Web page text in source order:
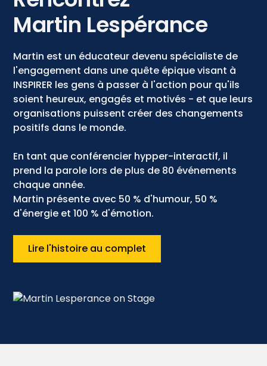
Martin Lespérance
Martin est un éducateur devenu spécialiste de
l'engagement dans une quête épique visant à
INSPIRER les gens à passer à l'action pour qu'ils
soient heureux, engagés et motivés - et que leurs
organisations puissent créer des changements
positifs dans le monde.
En tant que conférencier hypper-interactif, il
prend la parole lors de plus de 80 événements
chaque année.
Martin présente avec 50 % d'humour, 50 %
d'énergie et 100 % d'émotion.
Lire l'histoire au complet